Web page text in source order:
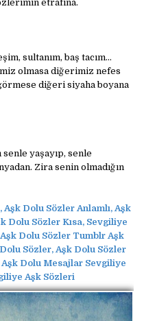
etrafına.
sultanım, baş tacım…
olmasa diğerimiz nefes
diğeri siyaha boyana
yaşayıp, senle
Zira senin olmadığın
Dolu Sözler Anlamlı, Aşk
Dolu Sözler Kısa, Sevgiliye
Dolu Sözler Tumblr Aşk
Sözler, Aşk Dolu Sözler
Dolu Mesajlar Sevgiliye
Aşk Sözleri